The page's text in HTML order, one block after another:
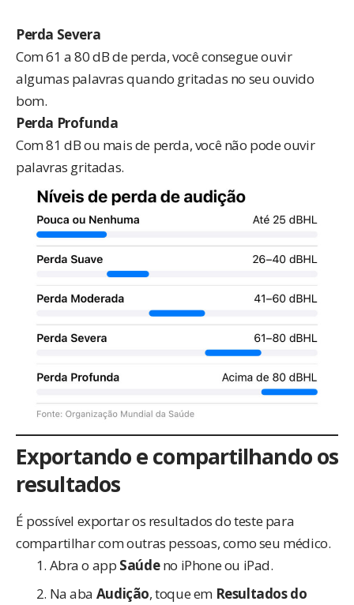
Perda Severa
Com 61 a 80 dB de perda, você consegue ouvir
algumas palavras quando gritadas no seu ouvido
bom.
Perda Profunda
Com 81 dB ou mais de perda, você não pode ouvir
palavras gritadas.
Exportando e compartilhando os
resultados
É possível exportar os resultados do teste para
compartilhar com outras pessoas, como seu médico.
Abra o app Saúdeno iPhone ou iPad.
Na aba Audição, toque em Resultados do